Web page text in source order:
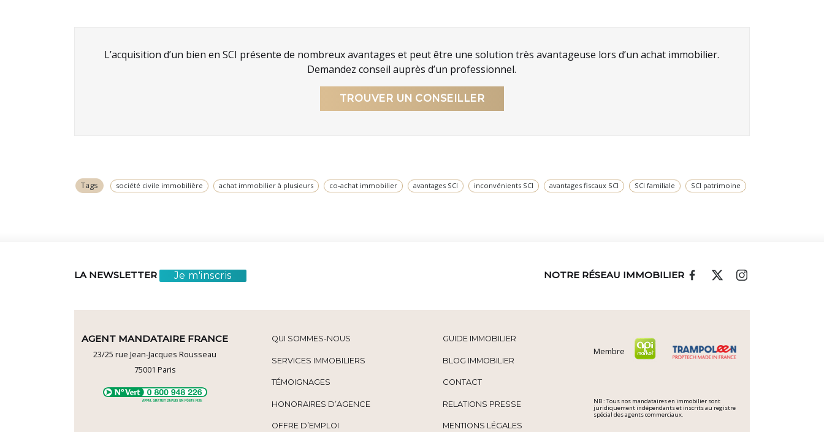
L’acquisition d’un bien en SCI présente de nombreux avantages et peut être une solution très avantageuse lors d’un achat immobilier.
Demandez conseil auprès d’un professionnel.
TROUVER UN CONSEILLER
Tags société civile immobilière achat immobilier à plusieurs co-achat immobilier avantages SCI inconvénients SCI avantages fiscaux SCI SCI familiale SCI patrimoine
LA NEWSLETTER Je m'inscris NOTRE RÉSEAU IMMOBILIER
AGENT MANDATAIRE FRANCE
23/25 rue Jean-Jacques Rousseau
75001 Paris
QUI SOMMES-NOUS
SERVICES IMMOBILIERS
TÉMOIGNAGES
HONORAIRES D’AGENCE
OFFRE D’EMPLOI
GUIDE IMMOBILIER
BLOG IMMOBILIER
CONTACT
RELATIONS PRESSE
MENTIONS LÉGALES
Membre
NB : Tous nos mandataires en immobilier sont
juridiquement indépendants et inscrits au registre
spécial des agents commerciaux.